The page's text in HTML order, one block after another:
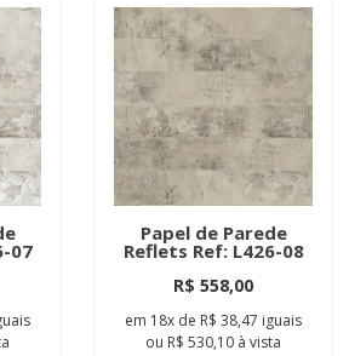
07
Papel de Parede
Reflets Ref: L426-08
R$ 558,00
em 18x de R$ 38,47 iguais
ou R$ 530,10 à vista